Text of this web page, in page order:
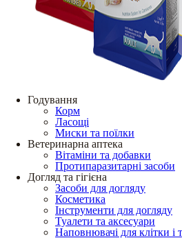
Годування
Корм
Ласощі
Миски та поїлки
Ветеринарна аптека
Вітаміни та добавки
Протипаразитарні засоби
Догляд та гігієна
Засоби для догляду
Косметика
Інструменти для догляду
Туалети та аксесуари
Наповнювачі для клітки і